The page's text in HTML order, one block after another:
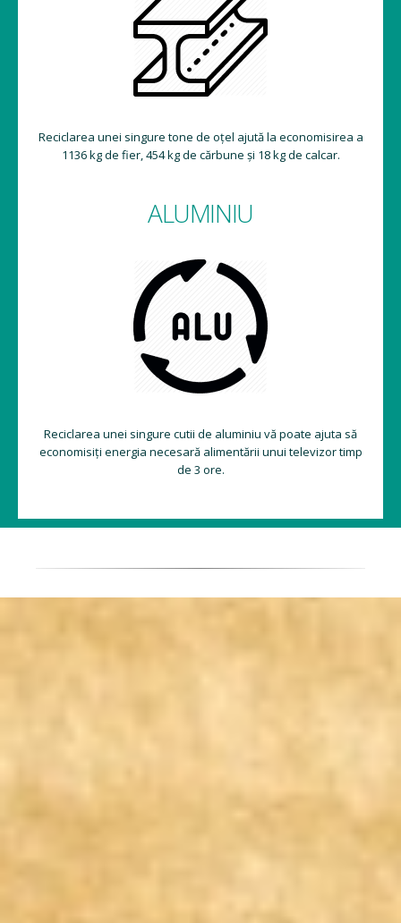
Reciclarea unei singure tone de oțel ajută la economisirea a
1136 kg de fier, 454 kg de cărbune și 18 kg de calcar.
ALUMINIU
Reciclarea unei singure cutii de aluminiu vă poate ajuta să
economisiți energia necesară alimentării unui televizor timp
de 3 ore.